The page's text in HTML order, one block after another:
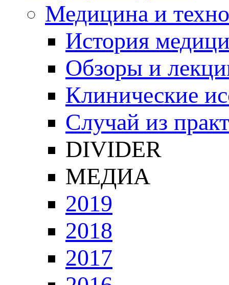
Медицина и
История
Обзоры и
Клинические
Случай из
DIVIDER
МЕДИА
2019
2018
2017